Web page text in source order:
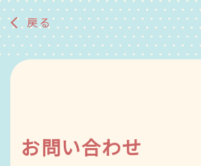
戻る
お問い合わせ